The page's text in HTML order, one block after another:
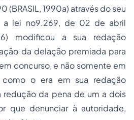
(BRASIL, 1990a) através do seu
a lei no9.269, de 02 de abril
modificou a sua redação
da delação premiada para
concurso, e não somente em
como o era em sua redação
redução da pena de um a dois
que denunciar à autoridade,